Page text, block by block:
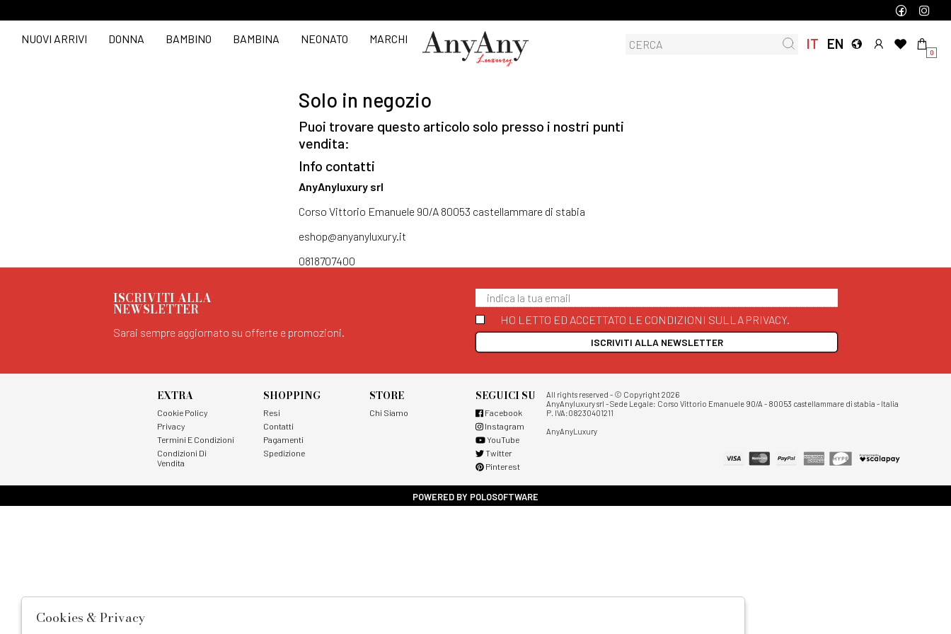
IT EN
0
NUOVI ARRIVI DONNA BAMBINO BAMBINA NEONATO MARCHI
Solo in negozio
Puoi trovare questo articolo solo presso i nostri punti
vendita:
Info contatti
AnyAnyluxury srl
Corso Vittorio Emanuele 90/A 80053 castellammare di stabia
eshop@anyanyluxury.it
0818707400
ISCRIVITI ALLA
NEWSLETTER
Sarai sempre aggiornato su offerte e promozioni.
HO LETTO ED ACCETTATO LE CONDIZIONI SULLA PRIVACY.
ISCRIVITI ALLA NEWSLETTER
EXTRA
Cookie Policy
Privacy
Termini E Condizioni
Condizioni Di
Vendita
SHOPPING
Resi
Contatti
Pagamenti
Spedizione
STORE
Chi Siamo
SEGUICI SU
Facebook
Instagram
YouTube
Twitter
Pinterest
All rights reserved - © Copyright 2026
AnyAnyluxury srl - Sede Legale: Corso Vittorio Emanuele 90/A - 80053 castellammare di stabia - Italia
P. IVA:08230401211
AnyAnyLuxury
POWERED BY POLOSOFTWARE
Cookies & Privacy